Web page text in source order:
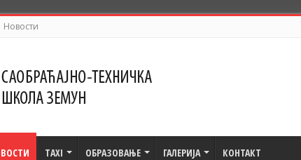
Новости
TAXI ОБРАЗОВАЊЕ ГАЛЕРИЈА КОНТАКТ